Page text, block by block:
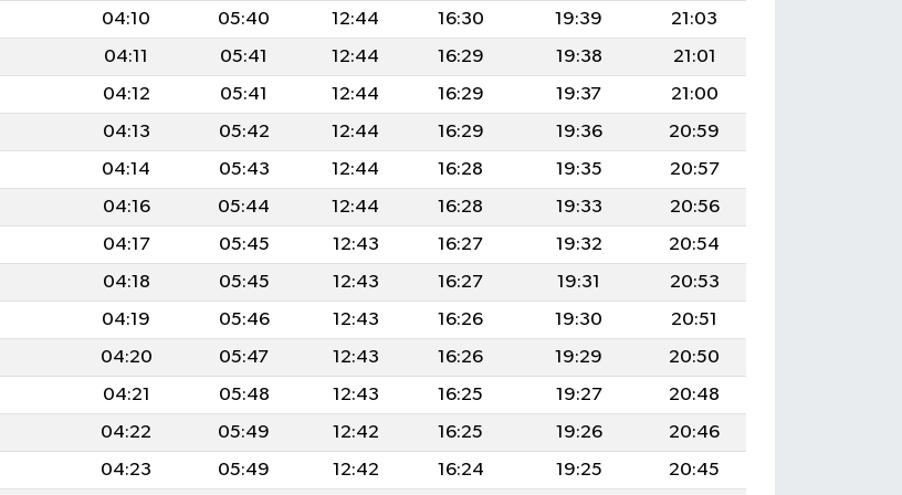
04:10 05:40 12:44 16:30 19:39
21:03
04:11 05:41 12:44 16:29 19:38
21:01
04:12 05:41 12:44 16:29 19:37
21:00
04:13 05:42 12:44 16:29 19:36
20:59
04:14 05:43 12:44 16:28 19:35
20:57
04:16 05:44 12:44 16:28 19:33
20:56
04:17 05:45 12:43 16:27 19:32
20:54
04:18 05:45 12:43 16:27 19:31
20:53
04:19 05:46 12:43 16:26 19:30
20:51
04:20 05:47 12:43 16:26 19:29
20:50
04:21 05:48 12:43 16:25 19:27
20:48
04:22 05:49 12:42 16:25 19:26
20:46
04:23 05:49 12:42 16:24 19:25 20:45